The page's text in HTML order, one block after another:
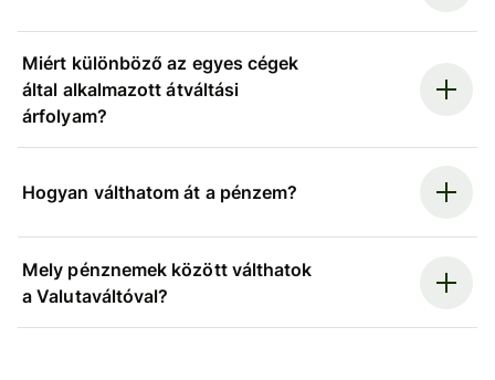
Miért különböző az egyes cégek
által alkalmazott átváltási
árfolyam?
Hogyan válthatom át a pénzem?
Mely pénznemek között válthatok
a Valutaváltóval?